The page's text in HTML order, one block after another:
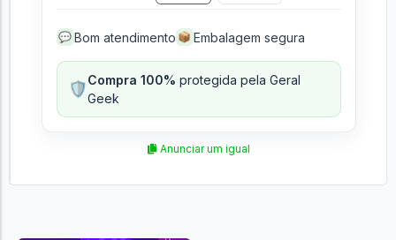
💬 Bom atendimento 📦 Embalagem segura
🛡️Compra 100% protegida pela Geral
Geek
Anunciar um igual